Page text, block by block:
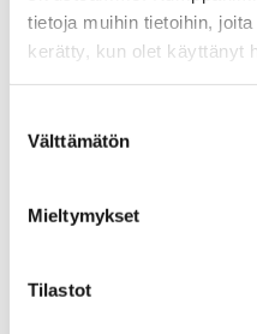
tietoja muihin tietoihin,
kerätty, kun olet käyttänyt
valinta
Välttämätön
Mieltymykset
Tilastot
https://
Aikaisempien
tapahtumaviikon
viikonlopun ajaksi (pe-la)
siihen voi ostaa video-
yhdistys kuin muukin
100 € ja kuva 75 €,